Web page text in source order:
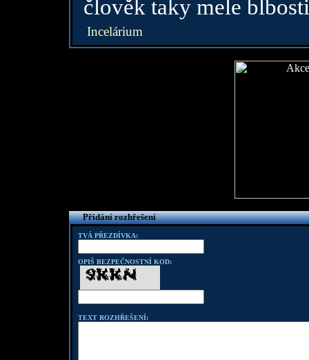
člověk taky mele
Incelárium
Přidání rozhřešení
TVÁ PŘEZDÍVKA:
OPIŠ BEZPEČNOSTNÍ KOD:
TEXT ROZHŘEŠENÍ: